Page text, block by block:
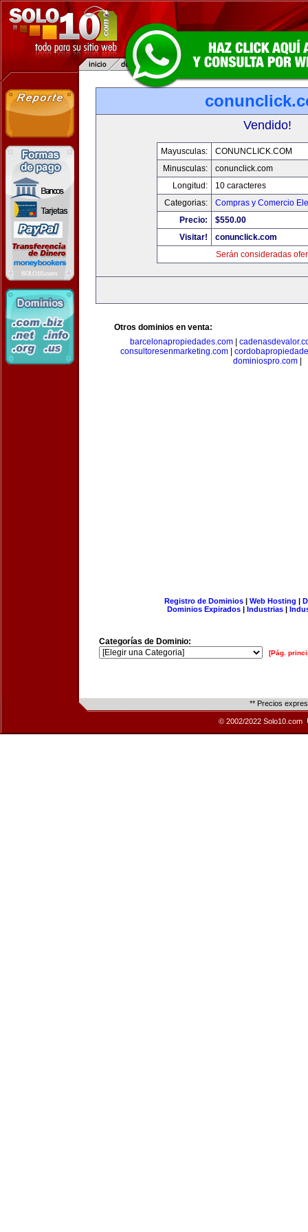
Vendido!
Mayusculas:
CONUNCLICK.COM
Minusculas:
conunclick.com
Longitud:
10 caracteres
Categorias:
Compras y Comercio
Precio:
$550.00
Visitar!
conunclick.com
Serán consideradas
Otros dominios en venta:
barcelonapropiedades.com|
consultoresenmarketing.com
dominiospro.com
Registro de Dominios| Web Hosting |
Dominios Expirados | Industrias |
Categorías de Dominio:
[Pág.
** Precios
© 2002/2022 Solo10.com